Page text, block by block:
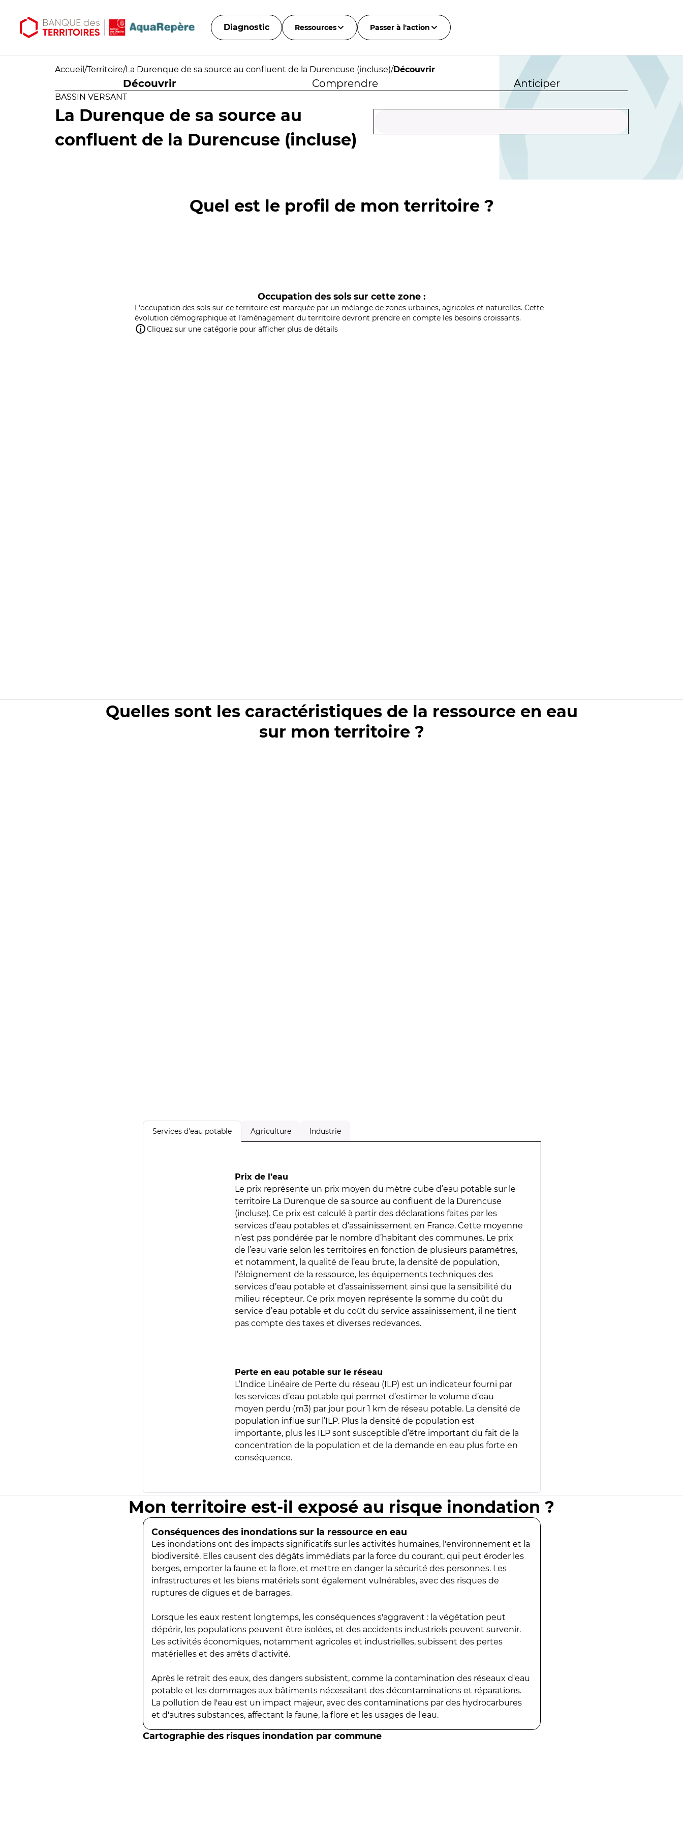
Diagnostic Ressources Passer à l'action
Accueil /Territoire/La Durenque de sa source au confluent de la Durencuse (incluse)/Découvrir
Découvrir Comprendre Anticiper
BASSIN VERSANT
La Durenque de sa source au
confluent de la Durencuse (incluse)
Quel est le profil de mon territoire ?
Occupation des sols sur cette zone :
L'occupation des sols sur ce territoire est marquée par un mélange de zones urbaines, agricoles et naturelles. Cette
évolution démographique et l'aménagement du territoire devront prendre en compte les besoins croissants.
Cliquez sur une catégorie pour afficher plus de détails
Quelles sont les caractéristiques de la ressource en eau
sur mon territoire ?
Services d'eau potable Agriculture Industrie
Prix de l’eau
Le prix représente un prix moyen du mètre cube d’eau potable sur le
territoire La Durenque de sa source au confluent de la Durencuse
(incluse). Ce prix est calculé à partir des déclarations faites par les
services d’eau potables et d’assainissement en France. Cette moyenne
n’est pas pondérée par le nombre d’habitant des communes. Le prix
de l’eau varie selon les territoires en fonction de plusieurs paramètres,
et notamment, la qualité de l’eau brute, la densité de population,
l’éloignement de la ressource, les équipements techniques des
services d’eau potable et d’assainissement ainsi que la sensibilité du
milieu récepteur. Ce prix moyen représente la somme du coût du
service d’eau potable et du coût du service assainissement, il ne tient
pas compte des taxes et diverses redevances.
Perte en eau potable sur le réseau
L’Indice Linéaire de Perte du réseau (ILP) est un indicateur fourni par
les services d’eau potable qui permet d’estimer le volume d’eau
moyen perdu (m3) par jour pour 1 km de réseau potable. La densité de
population influe sur l’ILP. Plus la densité de population est
importante, plus les ILP sont susceptible d’être important du fait de la
concentration de la population et de la demande en eau plus forte en
conséquence.
Mon territoire est-il exposé au risque inondation ?
Conséquences des inondations sur la ressource en eau
Les inondations ont des impacts significatifs sur les activités humaines, l'environnement et la
biodiversité. Elles causent des dégâts immédiats par la force du courant, qui peut éroder les
berges, emporter la faune et la flore, et mettre en danger la sécurité des personnes. Les
infrastructures et les biens matériels sont également vulnérables, avec des risques de
ruptures de digues et de barrages.
Lorsque les eaux restent longtemps, les conséquences s'aggravent : la végétation peut
dépérir, les populations peuvent être isolées, et des accidents industriels peuvent survenir.
Les activités économiques, notamment agricoles et industrielles, subissent des pertes
matérielles et des arrêts d'activité.
Après le retrait des eaux, des dangers subsistent, comme la contamination des réseaux d'eau
potable et les dommages aux bâtiments nécessitant des décontaminations et réparations.
La pollution de l'eau est un impact majeur, avec des contaminations par des hydrocarbures
et d'autres substances, affectant la faune, la flore et les usages de l'eau.
Cartographie des risques inondation par commune